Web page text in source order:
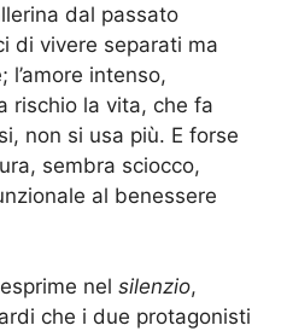
dal passato
di vivere separati ma
l’amore intenso,
rischio la vita, che fa
non si usa più. E forse
sembra sciocco,
al benessere
nel silenzio,
che i due protagonisti